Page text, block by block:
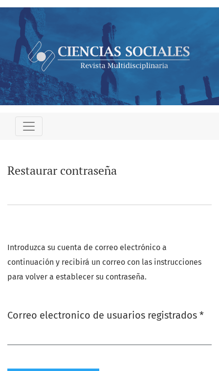
Restaurar contraseña
Restaurar contraseña
Introduzca su cuenta de correo electrónico a
continuación y recibirá un correo con las instrucciones
para volver a establecer su contraseña.
Correo electronico de usuarios registrados *